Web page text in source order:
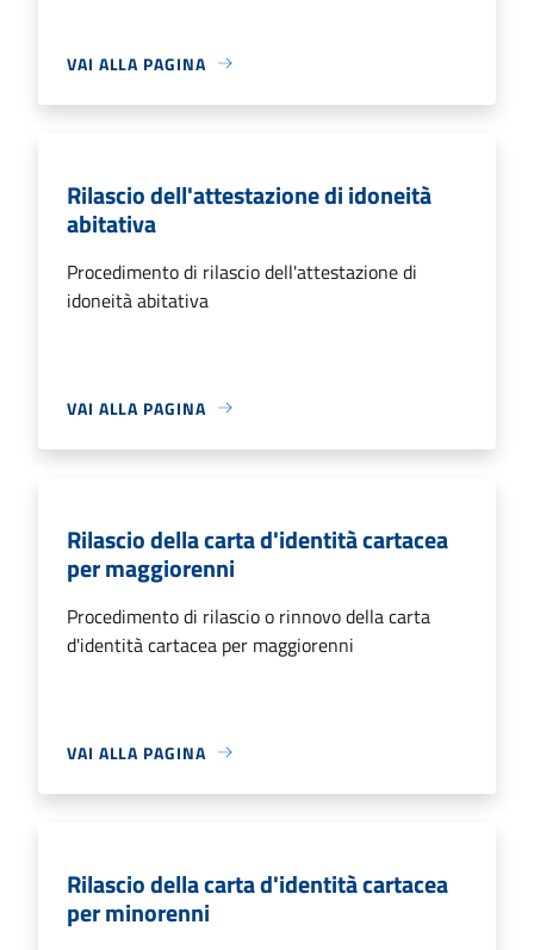
VAI ALLA PAGINA
Rilascio dell'attestazione di idoneità
abitativa
Procedimento di rilascio dell'attestazione di
idoneità abitativa
VAI ALLA PAGINA
Rilascio della carta d'identità cartacea
per maggiorenni
Procedimento di rilascio o rinnovo della carta
d'identità cartacea per maggiorenni
VAI ALLA PAGINA
Rilascio della carta d'identità cartacea
per minorenni